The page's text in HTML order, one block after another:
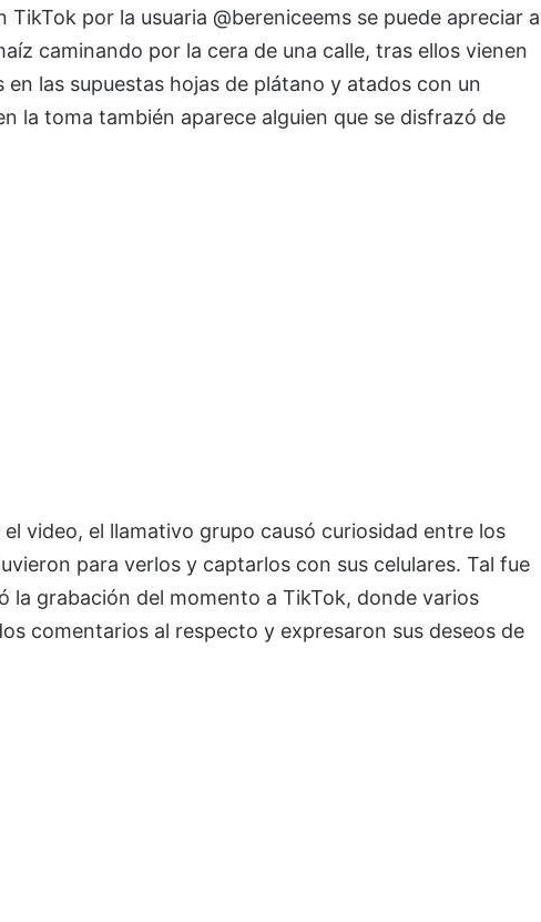
por la usuaria @bereniceems se puede apreciar a
caminando por la cera de una calle, tras ellos vienen
en las supuestas hojas de plátano y atados con un
la toma también aparece alguien que se disfrazó de
video, el llamativo grupo causó curiosidad entre los
para verlos y captarlos con sus celulares. Tal fue
la grabación del momento a TikTok, donde varios
comentarios al respecto y expresaron sus deseos de